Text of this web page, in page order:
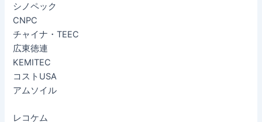
シノペック
CNPC
チャイナ・TEEC
広東徳連
KEMITEC
コストUSA
アムソイル
レコケム